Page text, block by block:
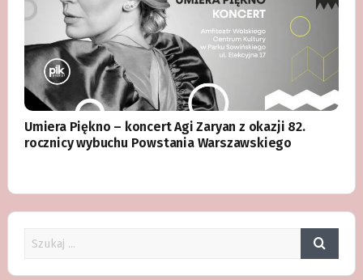
Umiera Piękno – koncert Agi Zaryan z okazji 82.
rocznicy wybuchu Powstania Warszawskiego